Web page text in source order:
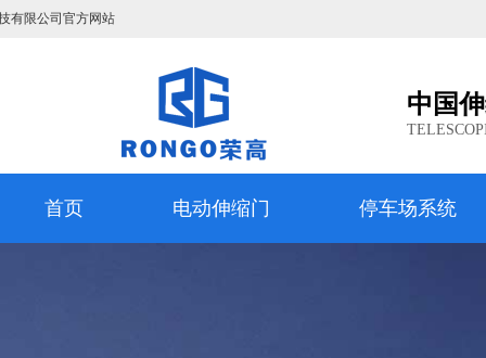
有限公司官方网站
中国
首页 电动伸缩门 停车场系统